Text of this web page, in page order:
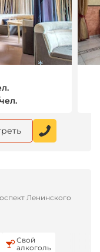
Ленинского
Свой
алкоголь